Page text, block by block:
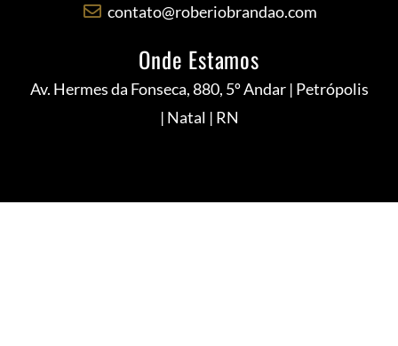
contato@roberiobrandao.com
Onde Estamos
Av. Hermes da Fonseca, 880, 5º Andar | Petrópolis
| Natal | RN